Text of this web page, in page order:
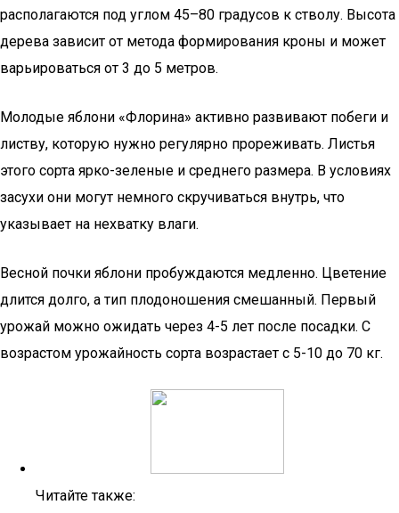
располагаются под углом 45–80 градусов к стволу. Высота
дерева зависит от метода формирования кроны и может
варьироваться от 3 до 5 метров.
Молодые яблони «Флорина» активно развивают побеги и
листву, которую нужно регулярно прореживать. Листья
этого сорта ярко-зеленые и среднего размера. В условиях
засухи они могут немного скручиваться внутрь, что
указывает на нехватку влаги.
Весной почки яблони пробуждаются медленно. Цветение
длится долго, а тип плодоношения смешанный. Первый
урожай можно ожидать через 4-5 лет после посадки. С
возрастом урожайность сорта возрастает с 5-10 до 70 кг.
Читайте также: